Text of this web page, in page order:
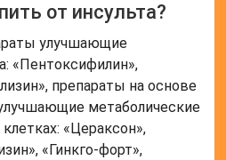
от инсульта?
улучшающие
«Пентоксифилин»,
препараты на основе
метаболические
«Цераксон»,
«Гинкго-форт»,